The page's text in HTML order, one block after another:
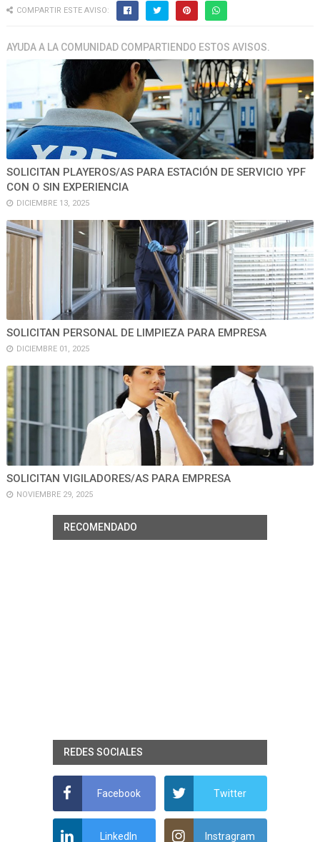
COMPARTIR ESTE AVISO:
AYUDA A LA COMUNIDAD COMPARTIENDO ESTOS AVISOS.
SOLICITAN PLAYEROS/AS PARA ESTACIÓN DE SERVICIO YPF
CON O SIN EXPERIENCIA
DICIEMBRE 13, 2025
SOLICITAN PERSONAL DE LIMPIEZA PARA EMPRESA
DICIEMBRE 01, 2025
SOLICITAN VIGILADORES/AS PARA EMPRESA
NOVIEMBRE 29, 2025
RECOMENDADO
REDES SOCIALES
Facebook Twitter
LinkedIn Instragram